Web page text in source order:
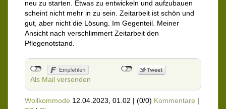
neu zu starten. Etwas zu entwickeln und aufzubauen
scheint nicht mehr in zu sein. Zeitarbeit ist schön und
gut, aber nicht die Lösung. Im Gegenteil. Meiner
Ansicht nach verschlimmert Zeitarbeit den
Pflegenotstand.
Als Mail versenden
Wollkommode 12.04.2023, 01.02 | (0/0) Kommentare |